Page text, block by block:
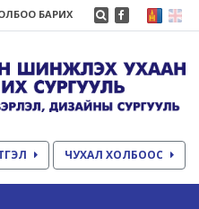
БАРИХ
ЧУХАЛ ХОЛБООС